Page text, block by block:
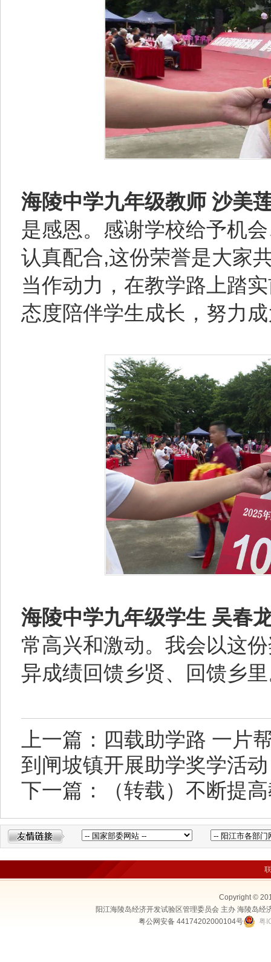
海陵中学九年级教师 沙美
是感恩。感谢学校给予机
认真配合,这份荣誉是大家
当作动力，在教学路上踏
态度陪伴学生成长，努力
海陵中学九年级学生 吴春
常高兴和激动。我会以这
异成绩回馈乡贤、回馈乡
上一篇：四载助学路 一
到闸坡镇开展助学奖学活动
下一篇：（转载）不断提
Copyright ©
阳江海陵岛经济开发试验区管理委员会 主办 海陵岛
粤公网安备 44174202000104号
粤